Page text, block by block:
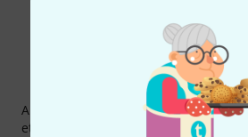
Thomann
Abonniere den Thomann Newsletter
etwas Glück einen von
50 Gutscheinen